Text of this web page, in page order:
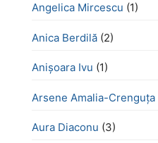
Angelica Mircescu (1)
Anica Berdilă (2)
Anișoara Ivu (1)
Arsene Amalia-Crenguța
Aura Diaconu (3)